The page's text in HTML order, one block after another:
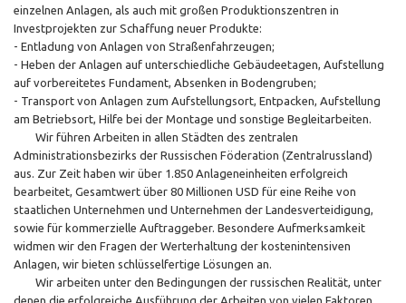
einzelnen Anlagen, als auch mit großen Produktionszentren in
Investprojekten zur Schaffung neuer Produkte:
- Entladung von Anlagen von Straßenfahrzeugen;
- Heben der Anlagen auf unterschiedliche Gebäudeetagen, Aufstellung
auf vorbereitetes Fundament, Absenken in Bodengruben;
- Transport von Anlagen zum Aufstellungsort, Entpacken, Aufstellung
am Betriebsort, Hilfe bei der Montage und sonstige Begleitarbeiten.
Wir führen Arbeiten in allen Städten des zentralen
Administrationsbezirks der Russischen Föderation (Zentralrussland)
aus. Zur Zeit haben wir über 1.850 Anlageneinheiten erfolgreich
bearbeitet, Gesamtwert über 80 Millionen USD für eine Reihe von
staatlichen Unternehmen und Unternehmen der Landesverteidigung,
sowie für kommerzielle Auftraggeber. Besondere Aufmerksamkeit
widmen wir den Fragen der Werterhaltung der kostenintensiven
Anlagen, wir bieten schlüsselfertige Lösungen an.
Wir arbeiten unter den Bedingungen der russischen Realität, unter
denen die erfolgreiche Ausführung der Arbeiten von vielen Faktoren